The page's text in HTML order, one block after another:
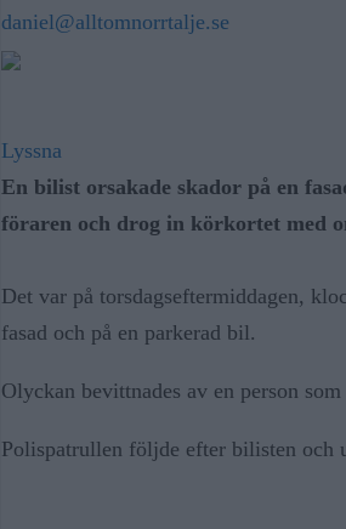
daniel@alltomnorrtalje.se
Lyssna
En bilist orsakade skador på en
föraren och drog in körkortet med
Det var på torsdagseftermiddagen,
fasad och på en parkerad bil.
Olyckan bevittnades av en person
Polispatrullen följde efter bilisten och